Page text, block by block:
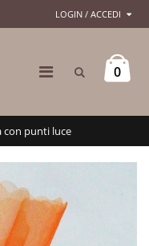
LOGIN / ACCEDI
0
con punti luce